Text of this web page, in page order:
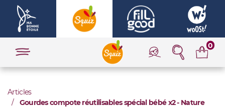
0
Articles
Gourdes compote réutilisables spécial bébé x2 - Nature